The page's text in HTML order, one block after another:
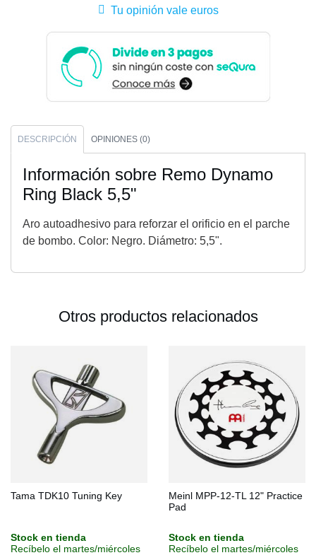
Tu opinión vale euros
DESCRIPCIÓN OPINIONES (0)
Información sobre Remo Dynamo
Ring Black 5,5"
Aro autoadhesivo para reforzar el orificio en el parche
de bombo. Color: Negro. Diámetro: 5,5".
Otros productos relacionados
Tama TDK10 Tuning Key
Stock en tienda
Recíbelo el martes/miércoles
Meinl MPP-12-TL 12" Practice
Pad
Stock en tienda
Recíbelo el martes/miércoles